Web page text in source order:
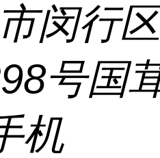
闵行
号国
机